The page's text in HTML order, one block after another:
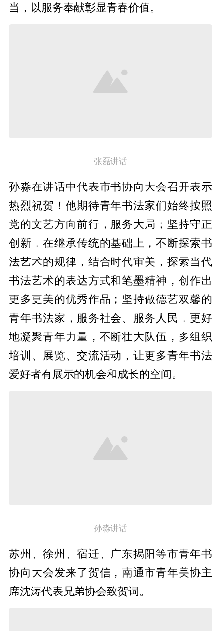
当，以服务奉献彰显青春价值。
张磊讲话
孙淼在讲话中代表市书协向大会召开表示
热烈祝贺！他期待青年书法家们始终按照
党的文艺方向前行，服务大局；坚持守正
创新，在继承传统的基础上，不断探索书
法艺术的规律，结合时代审美，探索当代
书法艺术的表达方式和笔墨精神，创作出
更多更美的优秀作品；坚持做德艺双馨的
青年书法家，服务社会、服务人民，更好
地凝聚青年力量，不断壮大队伍，多组织
培训、展览、交流活动，让更多青年书法
爱好者有展示的机会和成长的空间。
孙淼讲话
苏州、徐州、宿迁、广东揭阳等市青年书
协向大会发来了贺信，南通市青年美协主
席沈涛代表兄弟协会致贺词。